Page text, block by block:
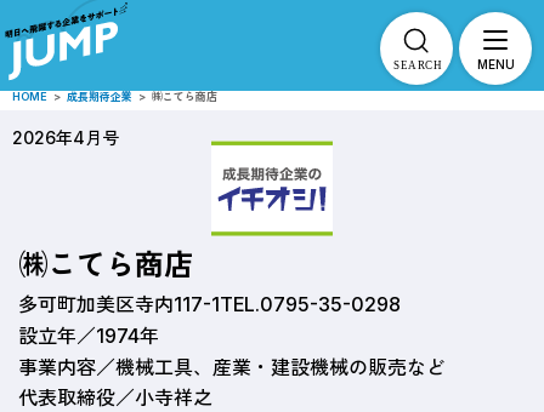
MENU
HOME > 成長期待企業 > ㈱こてら商店
2026年4月号
㈱こてら商店
多可町加美区寺内117-1TEL.0795-35-0298
設立年／1974年
事業内容／機械工具、産業・建設機械の販売など
代表取締役／小寺祥之